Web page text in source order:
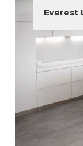
Everest